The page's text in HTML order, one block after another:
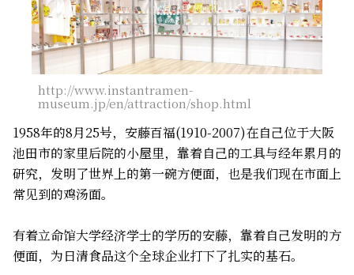
http://www.instantramen-
museum.jp/en/attraction/shop.html
1958年的8月25号，安藤百福(1910-2007)在自己位于大阪
池田市的家里后院的小屋里，靠着自己的工具与经年累月的
研究，发明了世界上的第一碗方便面，也是我们现在市面上
常见到的鸡汤面。
有着立命馆大学经济学士的学历的安藤，靠着自己发明的方
便面，为日清食品这个全球企业打下了扎实的基石。